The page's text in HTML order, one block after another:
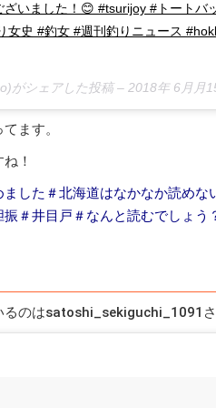
いました！😊 #tsurijoy #トートバ
女史 #釣女 #週刊釣りニュース
がシェアした投稿 – 2018年 6月月
ます。
！
した＃北海道はなかなか読めな
＃井目戸＃なんと読むでしょう
るのはsatoshi_sekiguchi_1091